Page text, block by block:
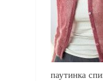
паутинка